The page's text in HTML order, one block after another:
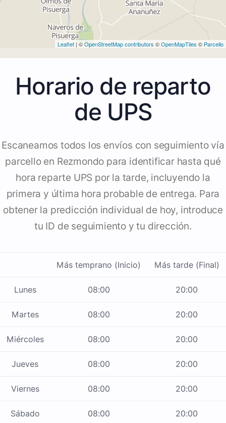
Leaflet | ©OpenStreetMap contributors ©OpenMapTiles © Parcello
Horario de reparto
de UPS
Escaneamos todos los envíos con seguimiento vía
parcello en Rezmondo para identificar hasta qué
hora reparte UPS por la tarde, incluyendo la
primera y última hora probable de entrega. Para
obtener la predicción individual de hoy, introduce
tu ID de seguimiento y tu dirección.
Más temprano (Inicio) Más tarde (Final)
Lunes 08:00 20:00
Martes 08:00 20:00
Miércoles 08:00 20:00
Jueves 08:00 20:00
Viernes 08:00 20:00
Sábado 08:00 20:00